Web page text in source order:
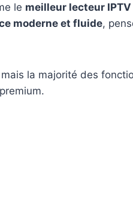
le meilleur lecteur
moderne et fluide,
la majorité des